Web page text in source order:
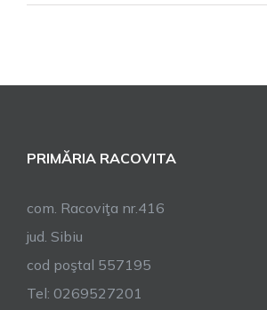
PRIMĂRIA RACOVITA
com. Racoviţa nr.416
jud. Sibiu
cod poştal 557195
Tel: 0269527201